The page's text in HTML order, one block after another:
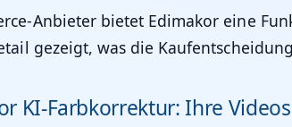
Anbieter bietet Edimakor eine
gezeigt, was die
KI-Farbkorrektur: Ihre